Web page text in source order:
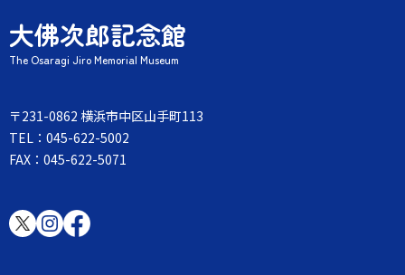
大佛次郎記念館
The Osaragi Jiro Memorial Museum
〒231-0862 横浜市中区山手町113
TEL：045-622-5002
FAX：045-622-5071